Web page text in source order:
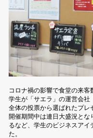
コロナ禍の影響で食堂の来客
学生が「サエラ」の運営会社
全体の投票から選ばれたプレ
開催期間中は連日大盛況と
るなど、学生のビジネスアイ
た。